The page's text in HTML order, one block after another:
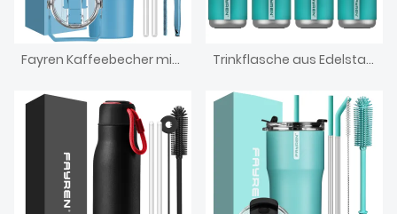
Fayren Kaffeebecher mit Griff und Strohhalmdeckel, isolierte Becher aus Edelstahl, Reisekaffeebecher halten 12 Stunden lang heiß oder 24 Stunden lang kalt Trinkflasche aus Edelstahl